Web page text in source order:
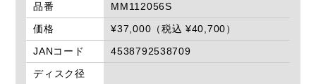
品番
MM112056S
価格
¥37,000（税込 ¥40,700）
JANコード
4538792538709
ディスク径